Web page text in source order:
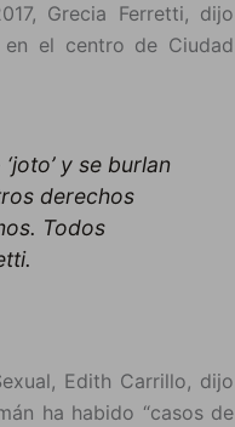
Grecia Ferretti, dijo
el centro de Ciudad
y se burlan
derechos
Todos
Edith Carrillo, dijo
ha habido “casos de